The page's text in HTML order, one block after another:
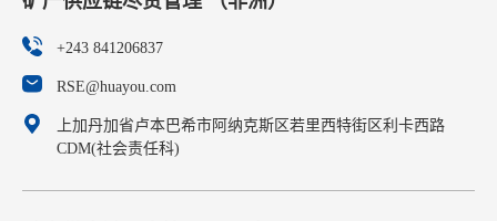
+243 841206837
RSE@huayou.com
上加丹加省卢本巴希市阿纳克斯区若里西特街区利卡西路
CDM(社会责任科)